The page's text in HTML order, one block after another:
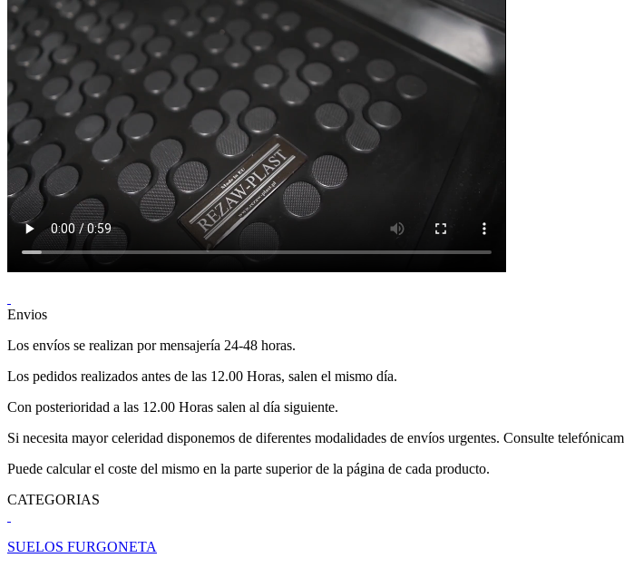
Envios
Los envíos se realizan por mensajería 24-48 horas.
Los pedidos realizados antes de las 12.00 Horas, salen el mismo día.
Con posterioridad a las 12.00 Horas salen al día siguiente.
Si necesita mayor celeridad disponemos de diferentes modalidades de envíos urgentes. Consulte
Puede calcular el coste del mismo en la parte superior de la página de cada producto.
CATEGORIAS
SUELOS FURGONETA